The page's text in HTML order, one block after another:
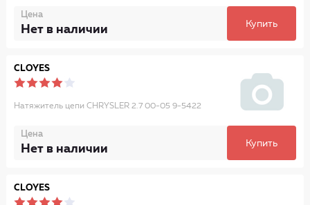
Цена
Нет в наличии Купить
CLOYES
Натяжитель цепи CHRYSLER 2.7 00-05 9-5422
Цена
Нет в наличии Купить
CLOYES